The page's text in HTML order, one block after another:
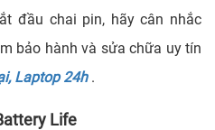
đầu chai pin, hãy cân nhắc
bảo hành và sửa chữa uy tín
Laptop 24h .
Life